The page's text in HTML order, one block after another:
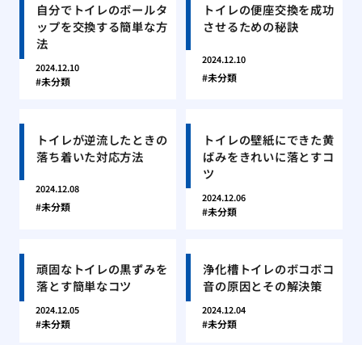
自分でトイレのボールタ
ップを交換する簡単な方
法
2024.12.10
未分類
トイレの便座交換を成功
させるための秘訣
2024.12.10
未分類
トイレが逆流したときの
落ち着いた対応方法
2024.12.08
未分類
トイレの壁紙にできた黄
ばみをきれいに落とすコ
ツ
2024.12.06
未分類
頑固なトイレの黒ずみを
落とす簡単なコツ
2024.12.05
未分類
浄化槽トイレのボコボコ
音の原因とその解決策
2024.12.04
未分類